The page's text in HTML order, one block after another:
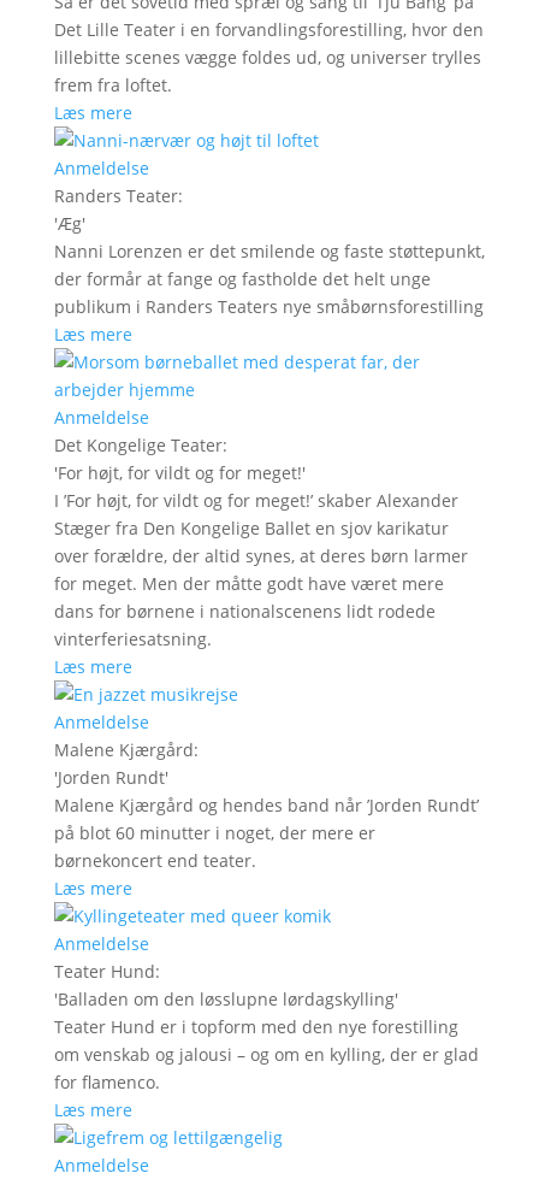
Det Lille Teater i en forvandlingsforestilling, hvor den
lillebitte scenes vægge foldes ud, og universer trylles
frem fra loftet.
Læs mere
Anmeldelse
Randers Teater:
'Æg'
Nanni Lorenzen er det smilende og faste støttepunkt,
der formår at fange og fastholde det helt unge
publikum i Randers Teaters nye småbørnsforestilling
Læs mere
Anmeldelse
Det Kongelige Teater:
'For højt, for vildt og for meget!'
I ’For højt, for vildt og for meget!’ skaber Alexander
Stæger fra Den Kongelige Ballet en sjov karikatur
over forældre, der altid synes, at deres børn larmer
for meget. Men der måtte godt have været mere
dans for børnene i nationalscenens lidt rodede
vinterferiesatsning.
Læs mere
Anmeldelse
Malene Kjærgård:
'Jorden Rundt'
Malene Kjærgård og hendes band når ’Jorden Rundt’
på blot 60 minutter i noget, der mere er
børnekoncert end teater.
Læs mere
Anmeldelse
Teater Hund:
'Balladen om den løsslupne lørdagskylling'
Teater Hund er i topform med den nye forestilling
om venskab og jalousi – og om en kylling, der er glad
for flamenco.
Læs mere
Anmeldelse